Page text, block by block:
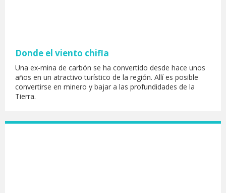
Donde el viento chifla
Una ex-mina de carbón se ha convertido desde hace unos
años en un atractivo turístico de la región. Allí es posible
convertirse en minero y bajar a las profundidades de la
Tierra.